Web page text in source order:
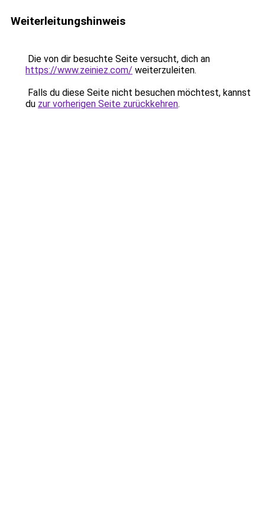
Weiterleitungshinweis
Die von dir besuchte Seite versucht, dich an
https://www.zeiniez.com/ weiterzuleiten.
Falls du diese Seite nicht besuchen möchtest, kannst
du zur vorherigen Seite zurückkehren.